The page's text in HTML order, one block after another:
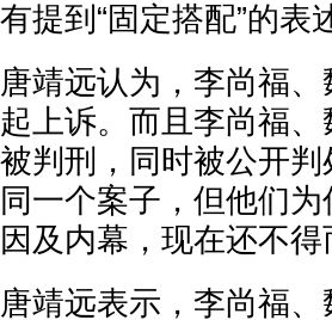
有提到“固定搭配”的表
唐靖远认为，李尚福
起上诉。而且李尚福
被判刑，同时被公开
同一个案子，但他们
因及内幕，现在还不得
唐靖远表示，李尚福